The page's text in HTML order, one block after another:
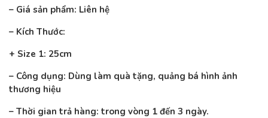
– Giá sản phẩm: Liên hệ
– Kích Thước:
+ Size 1: 25cm
– Công dụng: Dùng làm quà tặng, quảng bá hình ảnh
thương hiệu
– Thời gian trả hàng: trong vòng 1 đến 3 ngày.